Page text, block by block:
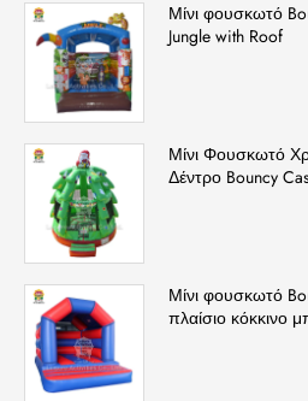
Μίνι φουσκωτό
Jungle with Roof
Μίνι Φουσκωτό
Δέντρο Bouncy
Μίνι φουσκωτό
πλαίσιο κόκκινο